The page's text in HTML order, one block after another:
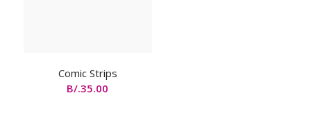
Comic Strips
B/.35.00